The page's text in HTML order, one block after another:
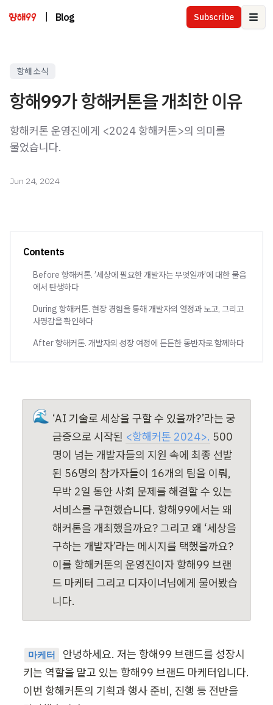
Blog Subscribe
항해 소식
항해99가 항해커톤을 개최한 이유
항해커톤 운영진에게 <2024 항해커톤>의 의미를
물었습니다.
Jun 24, 2024
Contents
Before 항해커톤. ’세상에 필요한 개발자는 무엇일까’에 대한 물음
에서 탄생하다
During 항해커톤. 현장 경험을 통해 개발자의 열정과 노고, 그리고
사명감을 확인하다
After 항해커톤. 개발자의 성장 여정에 든든한 동반자로 함께하다
🌊 ‘AI 기술로 세상을 구할 수 있을까?’라는 궁
금증으로 시작된 <항해커톤 2024>. 500
명이 넘는 개발자들의 지원 속에 최종 선발
된 56명의 참가자들이 16개의 팀을 이뤄,
무박 2일 동안 사회 문제를 해결할 수 있는
서비스를 구현했습니다. 항해99에서는 왜
해커톤을 개최했을까요? 그리고 왜 ‘세상을
구하는 개발자’라는 메시지를 택했을까요?
이를 항해커톤의 운영진이자 항해99 브랜
드 마케터 그리고 디자이너님에게 물어봤습
니다.
마케터
안녕하세요. 저는 항해99 브랜드를 성장시
키는 역할을 맡고 있는 항해99 브랜드 마케터입니다.
이번 항해커톤의 기획과 행사 준비, 진행 등 전반을